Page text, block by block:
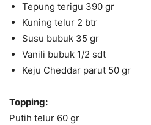
Tepung terigu 390 gr
Kuning telur 2 btr
Susu bubuk 35 gr
Vanili bubuk 1/2 sdt
Keju Cheddar parut 50 gr
Topping:
Putih telur 60 gr